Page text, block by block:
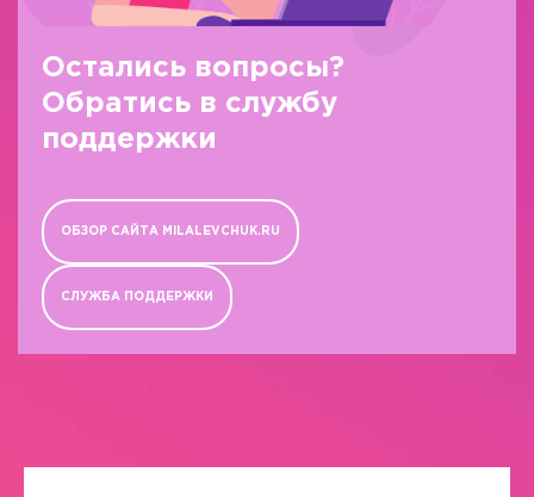
Остались вопросы?
Обратись в службу
поддержки
ОБЗОР САЙТА MILALEVCHUK.RU
СЛУЖБА ПОДДЕРЖКИ